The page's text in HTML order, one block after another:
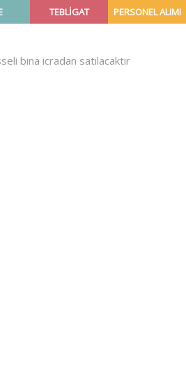
TEBLİGAT PERSONEL ALIMI
bina icradan satılacaktır